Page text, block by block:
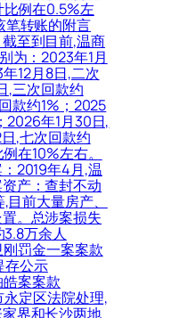
比例在0.5%左
笔转账的附言
至到目前,温商
为：2023年1月
12月8日,二次
,三次回款约
款约1%；2025
2026年1月30日,
,七次回款约
在10%左右。
2019年4月,温
产：查封不动
前大量房产、
。总涉案损失
万余人
罚金一案案款
存公示
案案款
定区法院处理,
界和长沙两地